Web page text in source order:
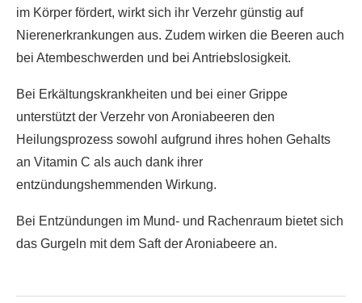
im Körper fördert, wirkt sich ihr Verzehr günstig auf
Nierenerkrankungen aus. Zudem wirken die Beeren auch
bei Atembeschwerden und bei Antriebslosigkeit.
Bei Erkältungskrankheiten und bei einer Grippe
unterstützt der Verzehr von Aroniabeeren den
Heilungsprozess sowohl aufgrund ihres hohen Gehalts
an Vitamin C als auch dank ihrer
entzündungshemmenden Wirkung.
Bei Entzündungen im Mund- und Rachenraum bietet sich
das Gurgeln mit dem Saft der Aroniabeere an.